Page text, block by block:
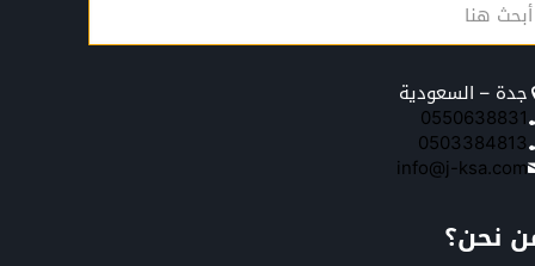
جدة – السعودية
0550638831
0503384813
info@j-ksa.com
نحن؟